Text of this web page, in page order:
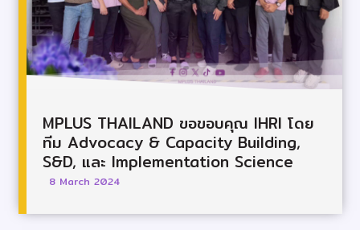
MPLUS THAILAND ขอขอบคุณ IHRI โดย
ทีม Advocacy & Capacity Building,
S&D, และ Implementation Science
8 March 2024